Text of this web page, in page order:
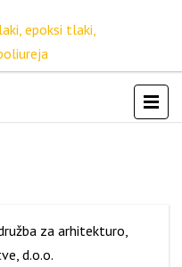
za arhitekturo,
d.o.o.